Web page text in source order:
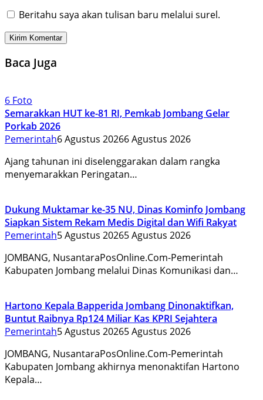
Beritahu saya akan tulisan baru melalui surel.
Baca Juga
6 Foto
Semarakkan HUT ke-81 RI, Pemkab Jombang Gelar
Porkab 2026
Pemerintah6 Agustus 20266 Agustus 2026
Ajang tahunan ini diselenggarakan dalam rangka
menyemarakkan Peringatan…
Dukung Muktamar ke-35 NU, Dinas Kominfo Jombang
Siapkan Sistem Rekam Medis Digital dan Wifi Rakyat
Pemerintah5 Agustus 20265 Agustus 2026
JOMBANG, NusantaraPosOnline.Com-Pemerintah
Kabupaten Jombang melalui Dinas Komunikasi dan…
Hartono Kepala Bapperida Jombang Dinonaktifkan,
Buntut Raibnya Rp124 Miliar Kas KPRI Sejahtera
Pemerintah5 Agustus 20265 Agustus 2026
JOMBANG, NusantaraPosOnline.Com-Pemerintah
Kabupaten Jombang akhirnya menonaktifan Hartono
Kepala…